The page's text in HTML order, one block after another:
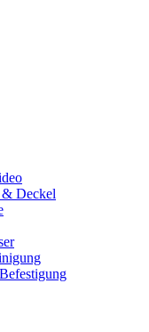
Deckel